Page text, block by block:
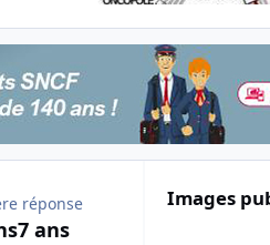
réponse
7 ans
Images